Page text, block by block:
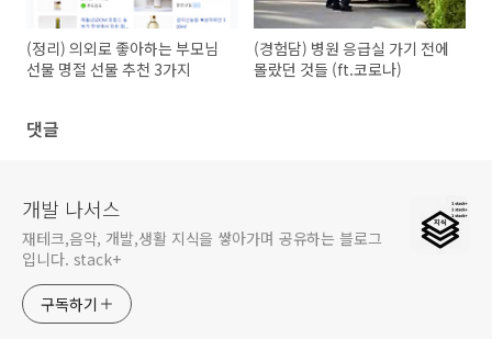
(정리) 의외로 좋아하는 부모님
선물 명절 선물 추천 3가지
(경험담) 병원 응급실 가기 전에
몰랐던 것들 (ft.코로나)
댓글
개발 나서스
재테크,음악, 개발,생활 지식을 쌓아가며 공유하는 블로그
입니다. stack+
구독하기